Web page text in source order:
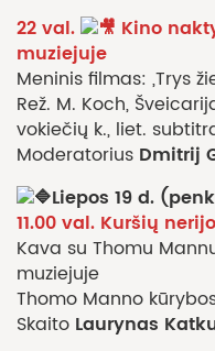
22 val.
Kino
muziejuje
Meninis filmas: „Trys
Rež. M. Koch,
vokiečių k., liet.
Moderatorius Dmitrij
Liepos 19 d.
11.00 val. Kuršių
Kava su Thomu
muziejuje
Thomo Manno
Skaito Laurynas